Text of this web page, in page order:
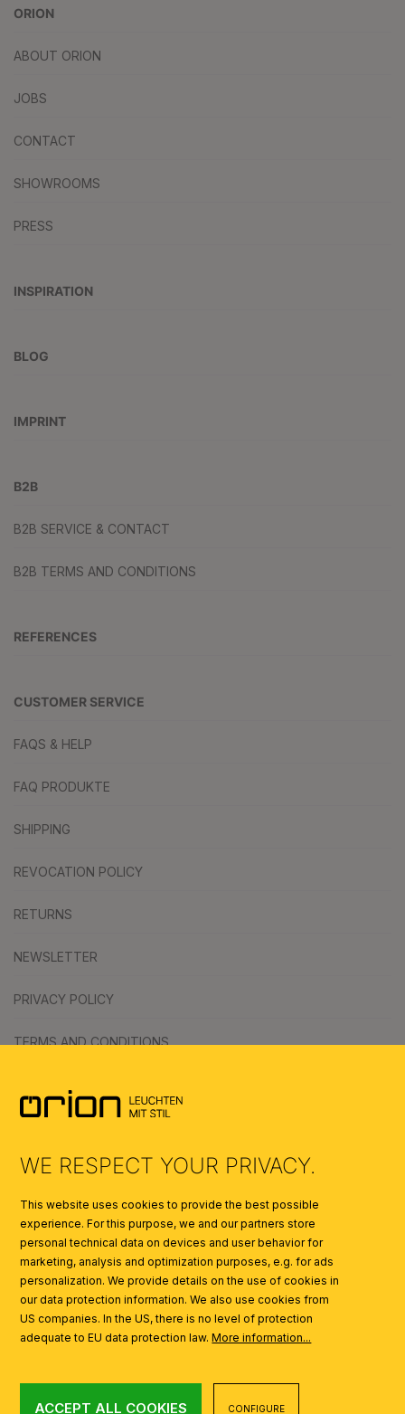
ORION
ABOUT ORION
JOBS
CONTACT
SHOWROOMS
PRESS
INSPIRATION
BLOG
IMPRINT
B2B
B2B SERVICE & CONTACT
B2B TERMS AND CONDITIONS
REFERENCES
CUSTOMER SERVICE
FAQS & HELP
FAQ PRODUKTE
SHIPPING
REVOCATION POLICY
RETURNS
NEWSLETTER
PRIVACY POLICY
TERMS AND CONDITIONS
SYMBOLS
WE RESPECT YOUR PRIVACY.
This website uses cookies to provide the best possible
experience. For this purpose, we and our partners store
personal technical data on devices and user behavior for
marketing, analysis and optimization purposes, e.g. for ads
personalization. We provide details on the use of cookies in
our data protection information. We also use cookies from
US companies. In the US, there is no level of protection
adequate to EU data protection law.More information...
ACCEPT ALL COOKIES CONFIGURE